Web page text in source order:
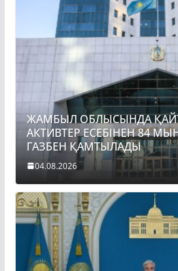
ЖАМБЫЛ ОБЛЫСЫНДА
АКТИВТЕР ЕСЕБІНЕН 84
ГАЗБЕН ҚАМТЫЛАДЫ
04.08.2026